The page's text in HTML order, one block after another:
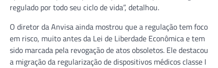
regulado por todo seu ciclo de vida”, detalhou.
O diretor da Anvisa ainda mostrou que a regulação tem foco
em risco, muito antes da Lei de Liberdade Econômica e tem
sido marcada pela revogação de atos obsoletos. Ele destacou
a migração da regularização de dispositivos médicos classe I